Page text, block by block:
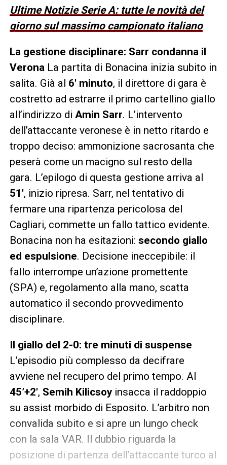
Ultime Notizie Serie A: tutte le novità del
giorno sul massimo campionato italiano
La gestione disciplinare: Sarr condanna il
Verona La partita di Bonacina inizia subito in
salita. Già al 6′ minuto, il direttore di gara è
costretto ad estrarre il primo cartellino giallo
all’indirizzo di Amin Sarr. L’intervento
dell’attaccante veronese è in netto ritardo e
troppo deciso: ammonizione sacrosanta che
peserà come un macigno sul resto della
gara. L’epilogo di questa gestione arriva al
51′, inizio ripresa. Sarr, nel tentativo di
fermare una ripartenza pericolosa del
Cagliari, commette un fallo tattico evidente.
Bonacina non ha esitazioni: secondo giallo
ed espulsione. Decisione ineccepibile: il
fallo interrompe un’azione promettente
(SPA) e, regolamento alla mano, scatta
automatico il secondo provvedimento
disciplinare.
Il giallo del 2-0: tre minuti di suspense
L’episodio più complesso da decifrare
avviene nel recupero del primo tempo. Al
45’+2′, Semih Kilicsoyinsacca il raddoppio
su assist morbido di Esposito. L’arbitro non
convalida subito e si apre un lungo check
con la sala VAR. Il dubbio riguarda la
posizione di partenza dell’attaccante turco al